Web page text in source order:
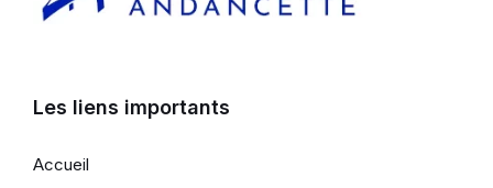
Les liens importants
Accueil